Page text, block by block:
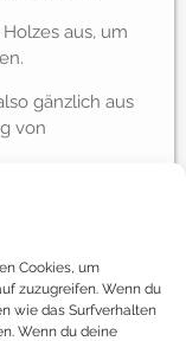
Cookies, um
zuzugreifen. Wenn du
wie das Surfverhalten
Wenn du deine
aus, um
gänzlich aus
von